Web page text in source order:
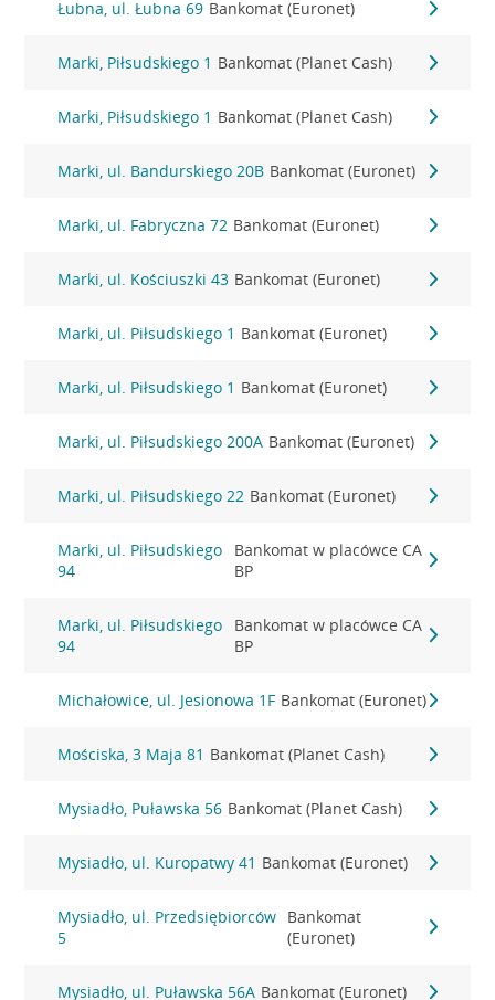
Łubna, ul. Łubna 69 Bankomat (Euronet)
Marki, Piłsudskiego 1 Bankomat (Planet Cash)
Marki, Piłsudskiego 1 Bankomat (Planet Cash)
Marki, ul. Bandurskiego 20B Bankomat (Euronet)
Marki, ul. Fabryczna 72 Bankomat (Euronet)
Marki, ul. Kościuszki 43 Bankomat (Euronet)
Marki, ul. Piłsudskiego 1 Bankomat (Euronet)
Marki, ul. Piłsudskiego 1 Bankomat (Euronet)
Marki, ul. Piłsudskiego 200A Bankomat (Euronet)
Marki, ul. Piłsudskiego 22 Bankomat (Euronet)
Marki, ul. Piłsudskiego
94
Bankomat w placówce CA
BP
Marki, ul. Piłsudskiego
94
Bankomat w placówce CA
BP
Michałowice, ul. Jesionowa 1F Bankomat (Euronet)
Mościska, 3 Maja 81 Bankomat (Planet Cash)
Mysiadło, Puławska 56 Bankomat (Planet Cash)
Mysiadło, ul. Kuropatwy 41 Bankomat (Euronet)
Mysiadło, ul. Przedsiębiorców
5
Bankomat
(Euronet)
Mysiadło, ul. Puławska 56A Bankomat (Euronet)